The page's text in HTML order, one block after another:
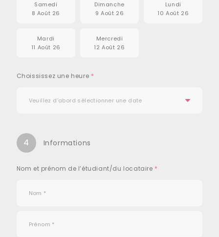
Samedi
8 Août 26
Dimanche
9 Août 26
Lundi
10 Août 26
Mardi
11 Août 26
Mercredi
12 Août 26
Choississez une heure *
4 Informations
Nom et prénom de l’étudiant/du locataire *